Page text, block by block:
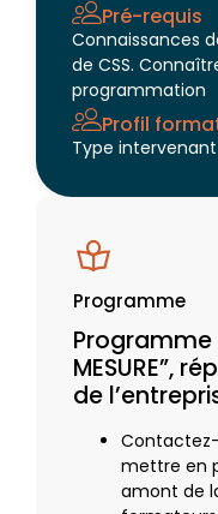
Pré-requis
Connaissances
de CSS.
programmation
Profil
Type intervenant
Programme
Programme
MESURE”,
de
mettre en
amont de